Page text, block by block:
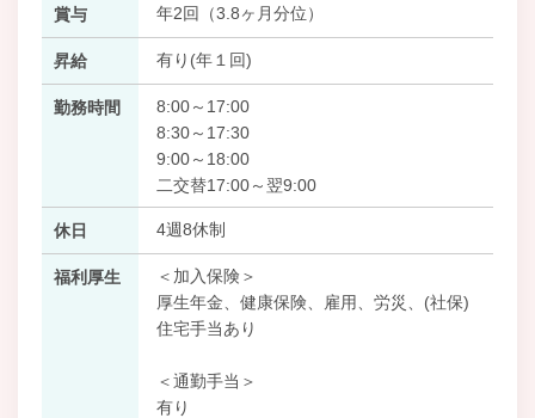
賞与 年2回（3.8ヶ月分位）
昇給 有り(年１回)
勤務時間
8:00～17:00
8:30～17:30
9:00～18:00
二交替17:00～翌9:00
休日 4週8休制
福利厚生
＜加入保険＞
厚生年金、健康保険、雇用、労災、(社保)
住宅手当あり
＜通勤手当＞
有り